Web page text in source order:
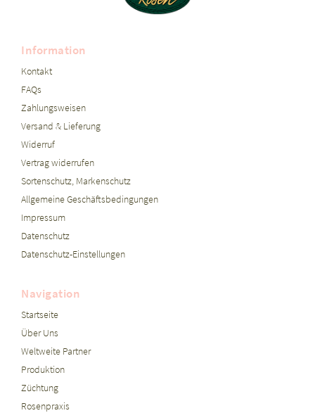
Information
Kontakt
FAQs
Zahlungsweisen
Versand & Lieferung
Widerruf
Vertrag widerrufen
Sortenschutz, Markenschutz
Allgemeine Geschäftsbedingungen
Impressum
Datenschutz
Datenschutz-Einstellungen
Navigation
Startseite
Über Uns
Weltweite Partner
Produktion
Züchtung
Rosenpraxis